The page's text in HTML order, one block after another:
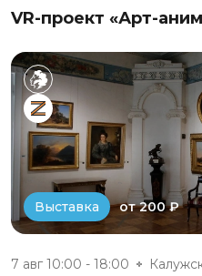
VR-проект «Арт-
Выставка от 200 ₽
7 авг 10:00 - 18:00